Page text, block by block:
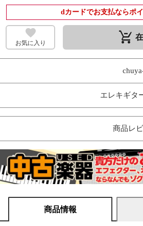
dカードでお支払ならポ
お気に入り remove_shopping_cart
エレキギタ
商品レ
商品情報